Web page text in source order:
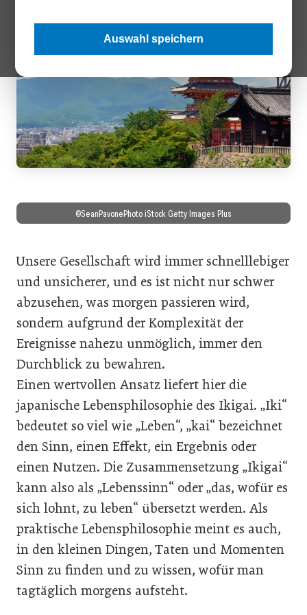
Auswahl speichern
©SeanPavonePhoto iStock Getty Images Plus
Unsere Gesellschaft wird immer schnelllebiger
und unsicherer, und es ist nicht nur schwer
abzusehen, was morgen passieren wird,
sondern aufgrund der Komplexität der
Ereignisse nahezu unmöglich, immer den
Durchblick zu bewahren.
Einen wertvollen Ansatz liefert hier die
japanische Lebensphilosophie des Ikigai. „Iki“
bedeutet so viel wie „Leben“, „kai“ bezeichnet
den Sinn, einen Effekt, ein Ergebnis oder
einen Nutzen. Die Zusammensetzung „Ikigai“
kann also als „Lebenssinn“ oder „das, wofür es
sich lohnt, zu leben“ übersetzt werden. Als
praktische Lebensphilosophie meint es auch,
in den kleinen Dingen, Taten und Momenten
Sinn zu finden und zu wissen, wofür man
tagtäglich morgens aufsteht.